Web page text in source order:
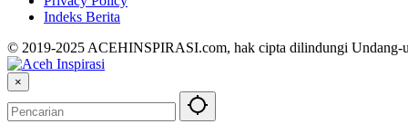
Indeks Berita
© 2019-2025 ACEHINSPIRASI.com, hak cipta dilindungi Undang-
×